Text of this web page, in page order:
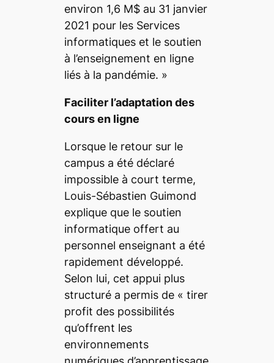
environ 1,6 M$ au 31 janvier
2021 pour les Services
informatiques et le soutien
à l’enseignement en ligne
liés à la pandémie. »
Faciliter l’adaptation des
cours en ligne
Lorsque le retour sur le
campus a été déclaré
impossible à court terme,
Louis-Sébastien Guimond
explique que le soutien
informatique offert au
personnel enseignant a été
rapidement développé.
Selon lui, cet appui plus
structuré a permis de « tirer
profit des possibilités
qu’offrent les
environnements